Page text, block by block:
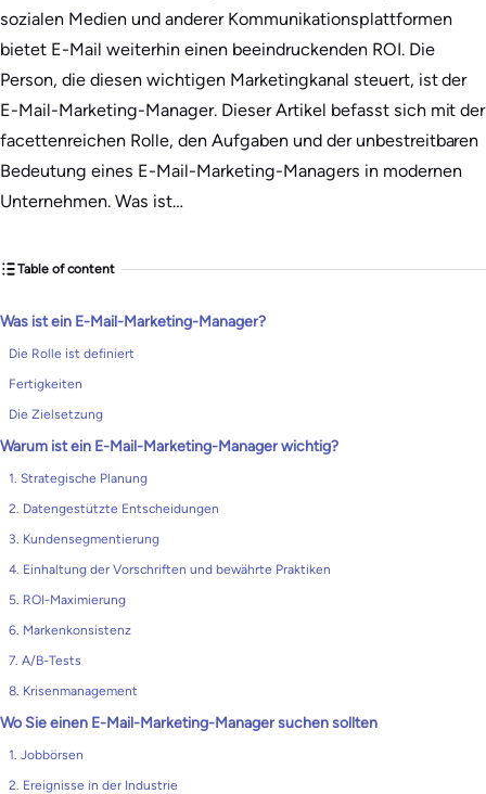
sozialen Medien und anderer Kommunikationsplattformen
bietet E-Mail weiterhin einen beeindruckenden ROI. Die
Person, die diesen wichtigen Marketingkanal steuert, ist der
E-Mail-Marketing-Manager. Dieser Artikel befasst sich mit der
facettenreichen Rolle, den Aufgaben und der unbestreitbaren
Bedeutung eines E-Mail-Marketing-Managers in modernen
Unternehmen. Was ist…
Table of content
Was ist ein E-Mail-Marketing-Manager?
Die Rolle ist definiert
Fertigkeiten
Die Zielsetzung
Warum ist ein E-Mail-Marketing-Manager wichtig?
1. Strategische Planung
2. Datengestützte Entscheidungen
3. Kundensegmentierung
4. Einhaltung der Vorschriften und bewährte Praktiken
5. ROI-Maximierung
6. Markenkonsistenz
7. A/B-Tests
8. Krisenmanagement
Wo Sie einen E-Mail-Marketing-Manager suchen sollten
1. Jobbörsen
2. Ereignisse in der Industrie